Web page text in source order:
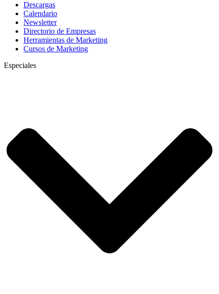
Descargas
Calendario
Newsletter
Directorio de Empresas
Herramientas de Marketing
Cursos de Marketing
Especiales